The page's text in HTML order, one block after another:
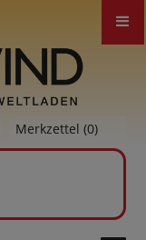
Merkzettel (0)